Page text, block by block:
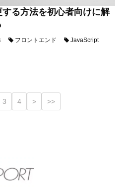
る方法を初心者向けに解
フロントエンド
JavaScript
3 4 > >>